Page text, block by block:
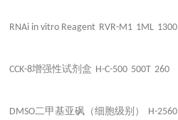
RNAi in vitro Reagent RVR-M1 1ML 1300
CCK-8增强性试剂盒 H-C-500 500T 260
DMSO二甲基亚砜（细胞级别） H-2560